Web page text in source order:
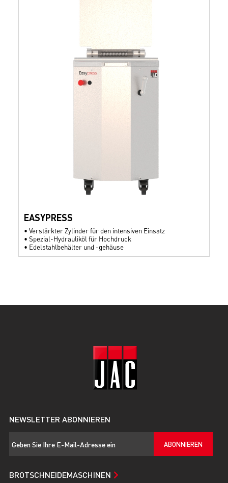
EASYPRESS
• Verstärkter Zylinder für den intensiven Einsatz
• Spezial-Hydrauliköl für Hochdruck
• Edelstahlbehälter und -gehäuse
NEWSLETTER ABONNIEREN
ABONNIEREN
BROTSCHNEIDEMASCHINEN